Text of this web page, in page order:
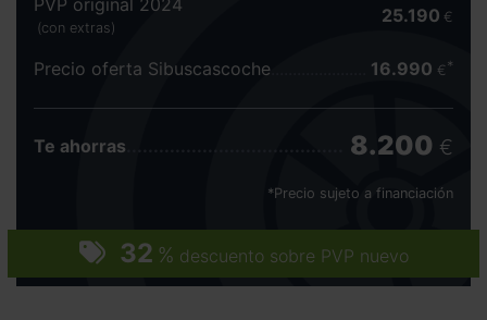
32 % descuento sobre PVP nuevo
PVP original 2024
(con extras)
25.190 €
Precio oferta Sibuscascoche 16.990 €
Te ahorras 8.200 €
*Precio sujeto a financiación